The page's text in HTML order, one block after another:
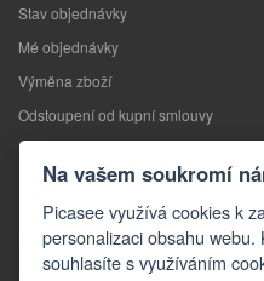
Stav objednávky
Mé objednávky
Výměna zboží
Odstoupení od kupní smlouvy
Reklamace
Kontakty
Kontaktní formulář
Na vašem soukromí
Picasee využívá cookies k
personalizaci obsahu
souhlasíte s využíváním